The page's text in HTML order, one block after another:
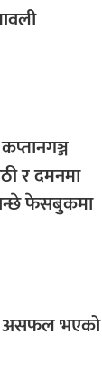
र दमनमा
फेसबुकमा
असफल भएको